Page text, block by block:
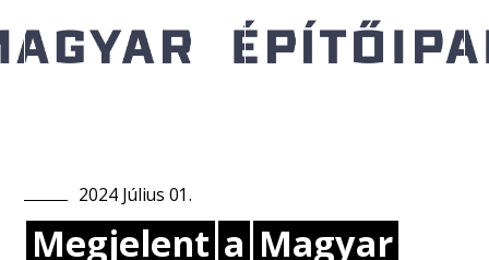
2024 Július 01.
Megjelent a Magyar